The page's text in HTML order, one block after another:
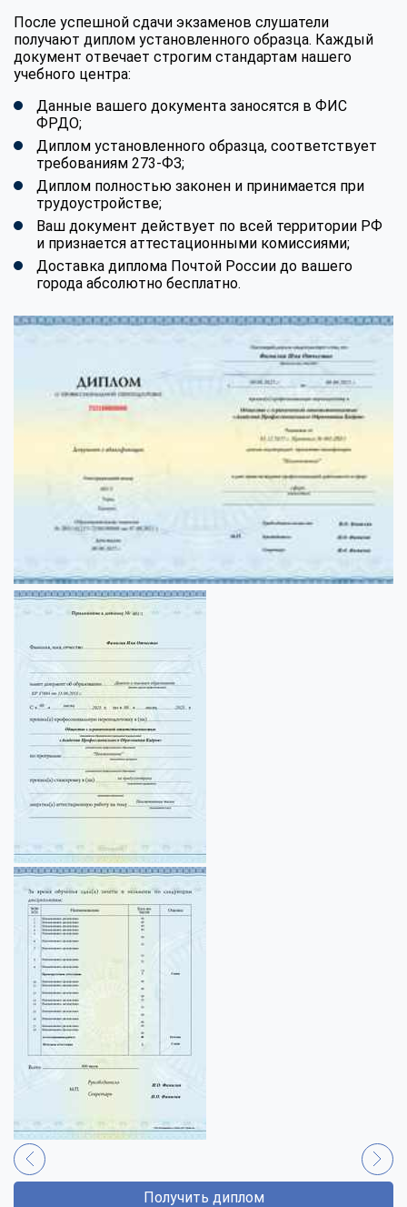
После успешной сдачи экзаменов слушатели
получают диплом установленного образца. Каждый
документ отвечает строгим стандартам нашего
учебного центра:
Данные вашего документа заносятся в ФИС
ФРДО;
Диплом установленного образца, соответствует
требованиям 273-ФЗ;
Диплом полностью законен и принимается при
трудоустройстве;
Ваш документ действует по всей территории РФ
и признается аттестационными комиссиями;
Доставка диплома Почтой России до вашего
города абсолютно бесплатно.
Получить диплом